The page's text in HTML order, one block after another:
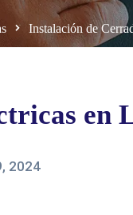
Instalación de
en
2024